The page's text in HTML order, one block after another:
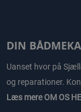
DIN
Uanset hvor på
og reparationer.
Læs mereOM OS